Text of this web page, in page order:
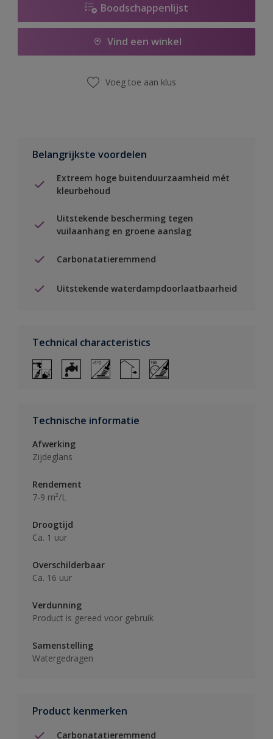
Boodschappenlijst
Vind een winkel
Voeg toe aan klus
Belangrijkste voordelen
Extreem hoge buitenduurzaamheid mét
kleurbehoud
Uitstekende bescherming tegen
vuilaanhang en groene aanslag
Carbonatatieremmend
Uitstekende waterdampdoorlaatbaarheid
Technical characteristics
Technische informatie
Afwerking
Zijdeglans
Rendement
7-9 m²/L
Droogtijd
Ca. 1 uur
Overschilderbaar
Ca. 16 uur
Verdunning
Product is gereed voor gebruik
Samenstelling
Watergedragen
Product kenmerken
Carbonatatieremmend